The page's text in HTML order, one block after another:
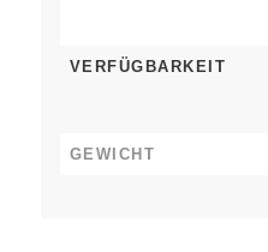
VERFÜGBARKEIT
GEWICHT